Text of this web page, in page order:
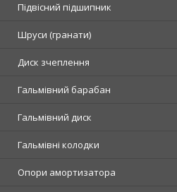
Підвісний підшипник
Шруси (гранати)
Диск зчеплення
Гальмівний барабан
Гальмівний диск
Гальмівні колодки
Опори амортизатора